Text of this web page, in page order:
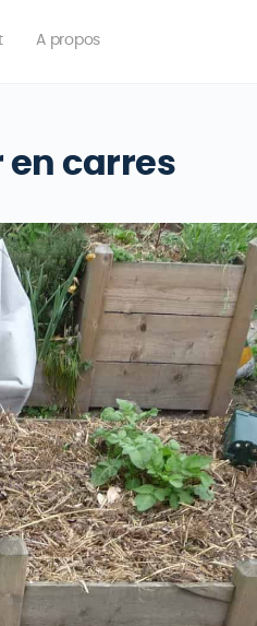
A propos
en carres